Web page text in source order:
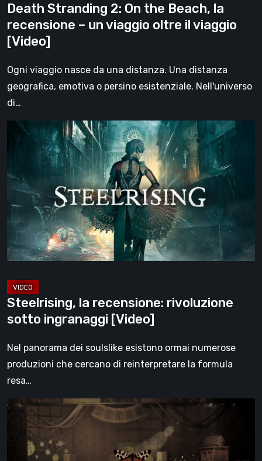
oltre
il
viaggio
Death Stranding 2: On the Beach, la
recensione – un viaggio oltre il viaggio
[Video]
Ogni viaggio nasce da una distanza. Una distanza
geografica, emotiva o persino esistenziale. Nell'universo
di…
Steelrising,
recensione:
rivoluzione
sotto
ingranaggi
[Video]
Steelrising, la recensione: rivoluzione
sotto ingranaggi [Video]
Nel panorama dei soulslike esistono ormai numerose
produzioni che cercano di reinterpretare la formula
resa…
Impermanence:
costruire
santuario